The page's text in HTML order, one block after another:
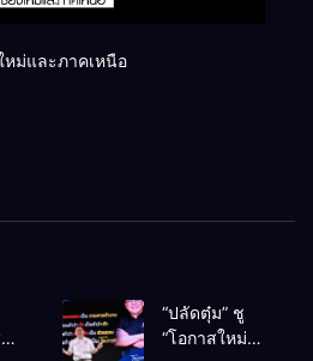
หม่และภาคเหนือ
“ปลัดตุ๋ม” ชู
“โอกาสใหม่”